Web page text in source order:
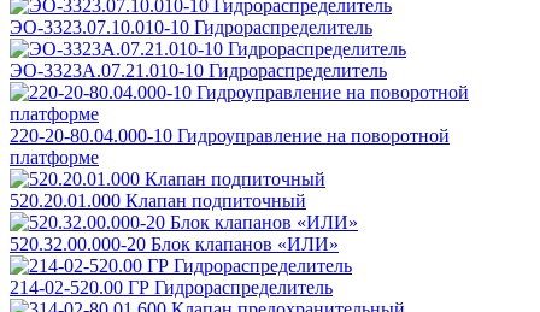
ЭО-3323.07.10.010-10 Гидрораспределитель
ЭО-3323А.07.21.010-10 Гидрораспределитель
220-20-80.04.000-10 Гидроуправление на поворотной
платформе
520.20.01.000 Клапан подпиточный
520.32.00.000-20 Блок клапанов «ИЛИ»
214-02-520.00 ГР Гидрораспределитель